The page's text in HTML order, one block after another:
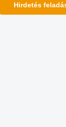
Hirdetés